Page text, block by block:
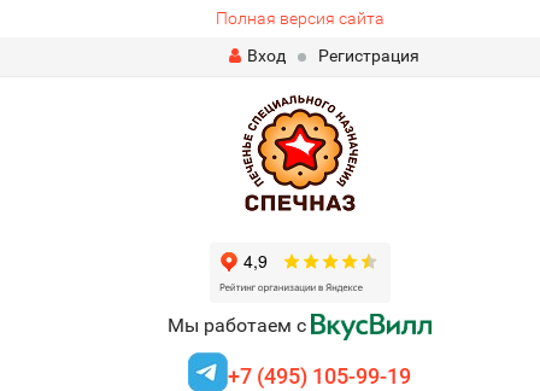
Полная версия сайта
Вход
Регистрация
Мы работаем с
+7 (495) 105-99-19